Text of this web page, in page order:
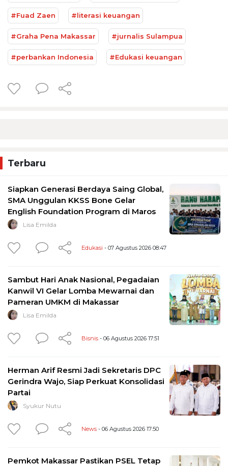
#Fuad Zaen #literasi keuangan
#Graha Pena Makassar #jurnalis Sulampua
#perbankan Indonesia #Edukasi keuangan
Terbaru
Siapkan Generasi Berdaya Saing Global,
SMA Unggulan KKSS Bone Gelar
English Foundation Program di Maros
Lisa Emilda
Edukasi - 07 Agustus 2026 08:47
Sambut Hari Anak Nasional, Pegadaian
Kanwil VI Gelar Lomba Mewarnai dan
Pameran UMKM di Makassar
Lisa Emilda
Bisnis - 06 Agustus 2026 17:51
Herman Arif Resmi Jadi Sekretaris DPC
Gerindra Wajo, Siap Perkuat Konsolidasi
Partai
Syukur Nutu
News - 06 Agustus 2026 17:50
Pemkot Makassar Pastikan PSEL Tetap